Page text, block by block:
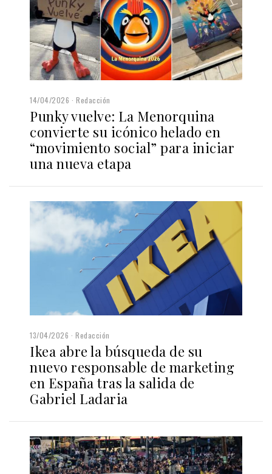
14/04/2026 Redacción
Punky vuelve: La Menorquina
convierte su icónico helado en
“movimiento social” para iniciar
una nueva etapa
13/04/2026 Redacción
Ikea abre la búsqueda de su
nuevo responsable de marketing
en España tras la salida de
Gabriel Ladaria